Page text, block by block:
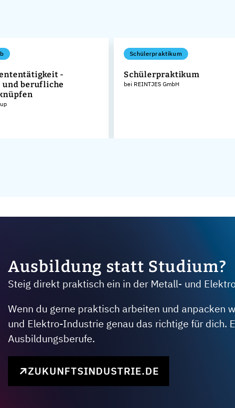
-
und berufliche
Schülerpraktikum
Schülerpraktikum
bei REINTJES GmbH
Ausbildung statt Studium?
Steig direkt praktisch ein in der Metall- und
Wenn du gerne praktisch arbeiten und anpacken
und Elektro-Industrie genau das richtige für dich.
Ausbildungsberufe.
ZUKUNFTSINDUSTRIE.DE